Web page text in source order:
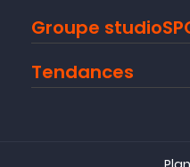
Groupe
Tendances